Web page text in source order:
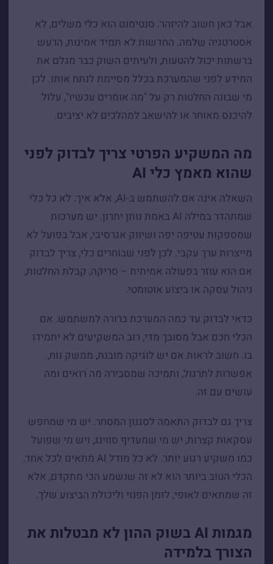
אבל כאן חשוב להיזהר. סנטימנט הוא כלי משלים, לא
אסטרטגיה שלמה. החדשות לא תמיד אמינות, הרעש
ברשתות יכול להטעות, ולעיתים השוק כבר מגלם את
המידע לפני שהמערכת בכלל מסיימת לנתח אותו. לכן
מי שבונה החלטות רק על "מה אומרים עכשיו", עלול
להיכנס מאוחר או להישאב למהלכים לא יציבים.
מה המשקיע הפרטי צריך לבדוק לפני
שהוא מאמץ כלי AI
השאלה אינה אם להשתמש ב-AI, אלא איך. לא כל כלי
שמתהדר במילה AI באמת נותן יתרון. יש מערכות
שמספקות עטיפה יפה ושיווק אגרסיבי, אבל בפועל לא
מייצרות ערך עקבי. לכן לפני שבוחרים כלי, צריך לבדוק
אם הוא עוזר בפעולה אמיתית – סריקה, קבלת החלטות,
ניהול עסקה או ביצוע אוטומטי.
כדאי לבדוק עד כמה המערכת ברורה למשתמש. אם
הכלי חכם אבל מסובך מדי, רוב המשקיעים לא יתמידו
בו. חשוב לראות אם יש לוגיקה מובנת, ממשק נוח,
אפשרות לתרגול, ותמיכה שמסבירה מה רואים ומה
עושים עם זה.
צריך גם לבדוק התאמה לסגנון המסחר. יש מי שמחפש
עסקאות קצרות, יש מי שמעדיף סווינג, ויש מי שפועל
כמו משקיע רגוע יותר. לא כל מודל AI מתאים לכל אחד.
הכלי הטוב ביותר הוא לא זה שנשמע הכי מתקדם, אלא
זה שמתאים לאופי, לזמן הפנוי וליכולת הביצוע שלך.
מגמות AI בשוק ההון לא מבטלות את
הצורך בלמידה